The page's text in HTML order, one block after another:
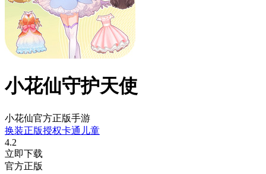
小花仙守护天使
小花仙官方正版手游
换装正版授权卡通 儿童
4.2
立即下载
官方正版